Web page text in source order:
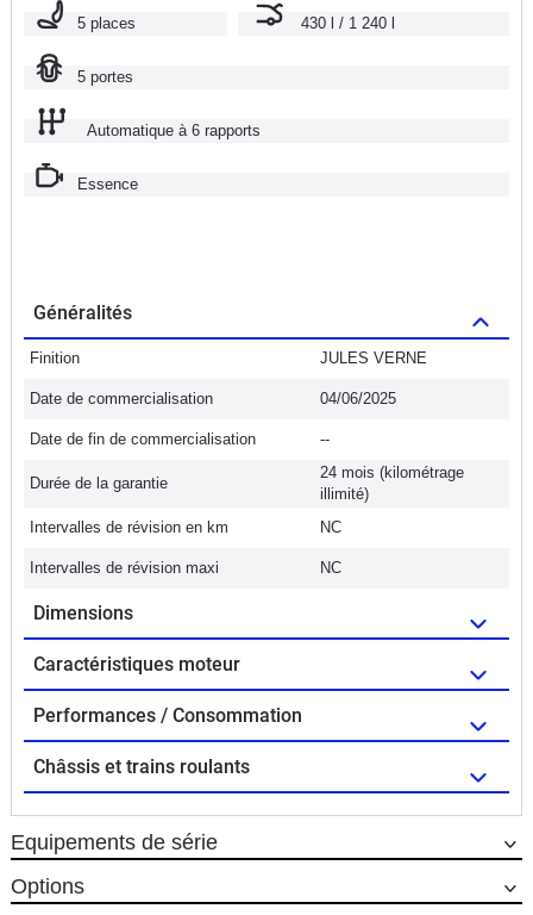
5 places 430 l / 1 240 l
5 portes
Automatique à 6 rapports
Essence
Généralités
Finition JULES VERNE
Date de commercialisation 04/06/2025
Date de fin de commercialisation --
Durée de la garantie
24 mois (kilométrage
illimité)
Intervalles de révision en km
NC
Intervalles de révision maxi NC
Dimensions
Caractéristiques moteur
Performances / Consommation
Châssis et trains roulants
Equipements de série
Options